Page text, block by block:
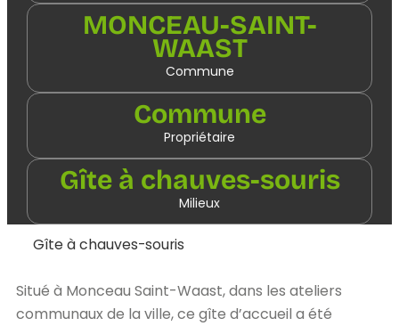
MONCEAU-SAINT-
WAAST
Commune
Commune
Propriétaire
Gîte à chauves-souris
Milieux
Gîte à chauves-souris
Situé à Monceau Saint-Waast, dans les ateliers
communaux de la ville, ce gîte d’accueil a été